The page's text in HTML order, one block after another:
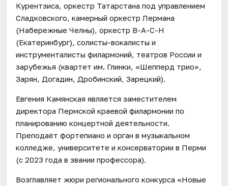
Курентзиса, оркестр Татарстана под управлением
Сладковского, камерный оркестр Лермана
(Набережные Челны), оркестр B-A-C-H
(Екатеринбург), солисты-вокалисты и
инструменталисты филармоний, театров России и
зарубежья (квартет им. Глинки, «Шепперд трио»,
Зарян, Догадин, Дробинский, Зарецкий).
Евгения Камянская является заместителем
директора Пермской краевой филармонии по
планированию концертной деятельности.
Преподаёт фортепиано и орган в музыкальном
колледже, университете и консерватории в Перми
(с 2023 года в звании профессора).
Возглавляет жюри регионального конкурса «Новые